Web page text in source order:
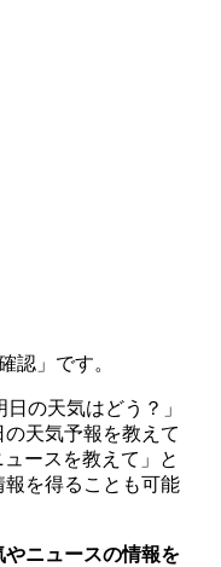
認」です。
の天気はどう？」
天気予報を教えて
ースを教えて」と
を得ることも可能
ニュースの情報を